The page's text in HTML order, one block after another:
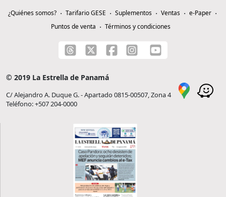
¿Quiénes somos? Tarifario GESE Suplementos Ventas
e-Paper
Puntos de venta
Términos y condiciones
© 2019 La Estrella de Panamá
C/ Alejandro A. Duque G. - Apartado 0815-00507, Zona 4
Teléfono: +507 204-0000